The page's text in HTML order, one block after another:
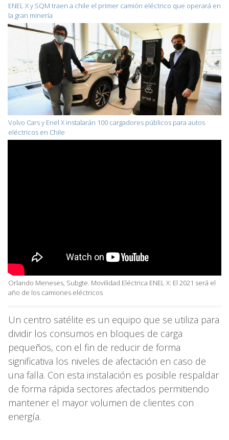
ENEL X y SQM traen a chile el primer camión eléctrico que operará en
la gran minería
Volvo Cars y Enel X instalarán 100 cargadores públicos para autos
eléctricos en Chile
Orlando Meneses, Subgte. Movilidad Eléctrica ENEL X: El 2021 será el
año de los camiones eléctricos
Un centro satélite es un equipo que se utiliza para
dividir los consumos en bloques de carga
pequeños, con el fin de reducir de forma
significativa los niveles de afectación en caso de
una falla. Con esta instalación es posible respaldar
de forma rápida sectores afectados permitiendo
mantener el mayor volumen de clientes con
energía.